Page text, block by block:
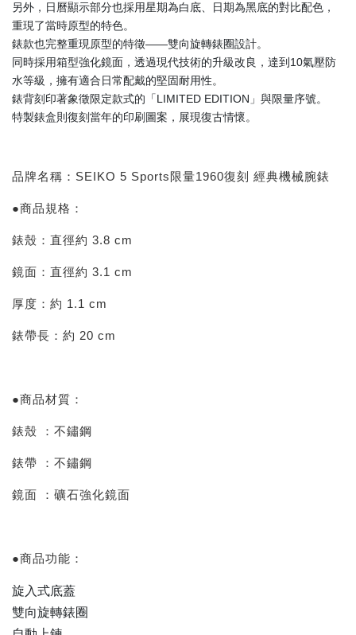
另外，日曆顯示部分也採用星期為白底、日期為黑底的對比配色，
重現了當時原型的特色。
錶款也完整重現原型的特徵——雙向旋轉錶圈設計。
同時採用箱型強化鏡面，透過現代技術的升級改良，達到10氣壓防
水等級，擁有適合日常配戴的堅固耐用性。
錶背刻印著象徵限定款式的「LIMITED EDITION」與限量序號。
特製錶盒則復刻當年的印刷圖案，展現復古情懷。
品牌名稱：SEIKO 5 Sports限量1960復刻 經典機械腕錶
●商品規格：
錶殼：直徑約 3.8 cm
鏡面：直徑約 3.1 cm
厚度：約 1.1 cm
錶帶長：約 20 cm
●商品材質：
錶殼 ：不鏽鋼
錶帶 ：不鏽鋼
鏡面 ：礦石強化鏡面
●商品功能：
旋入式底蓋
雙向旋轉錶圈